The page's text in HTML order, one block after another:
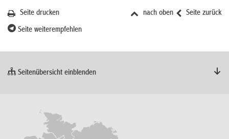
Seite zurück
nach oben
Seite drucken
Seite weiterempfehlen
Seitenübersicht einblenden